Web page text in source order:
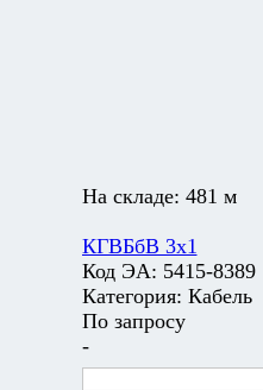
На складе: 481 м
КГВБбВ 3х1
Код ЭА: 5415-8389
Категория: Кабель
По запросу
-